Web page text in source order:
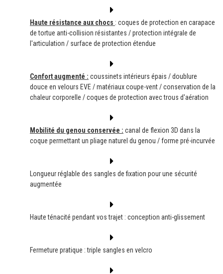
Haute résistance aux chocs : coques de protection en carapace
de tortue anti-collision résistantes / protection intégrale de
l'articulation / surface de protection étendue
Confort augmenté : coussinets intérieurs épais / doublure
douce en velours EVE / matériaux coupe-vent / conservation de la
chaleur corporelle / coques de protection avec trous d'aération
Mobilité du genou conservée : canal de flexion 3D dans la
coque permettant un pliage naturel du genou / forme pré-incurvée
Longueur réglable des sangles de fixation pour une sécurité
augmentée
Haute ténacité pendant vos trajet : conception anti-glissement
Fermeture pratique : triple sangles en velcro